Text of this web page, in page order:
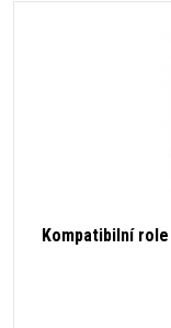
Kompatibilní